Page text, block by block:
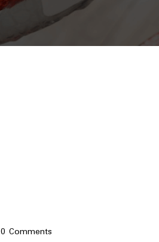
0 Comments